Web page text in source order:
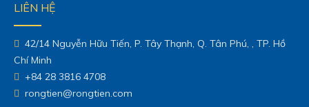
LIÊN HỆ
42/14 Nguyễn Hữu Tiến, P. Tây Thạnh, Q. Tân Phú, , TP. Hồ
Chí Minh
+84 28 3816 4708
rongtien@rongtien.com